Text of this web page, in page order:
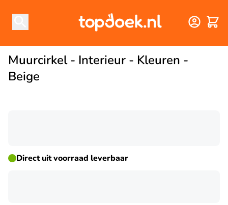
Muurcirkel - Interieur - Kleuren -
Beige
Direct uit voorraad leverbaar